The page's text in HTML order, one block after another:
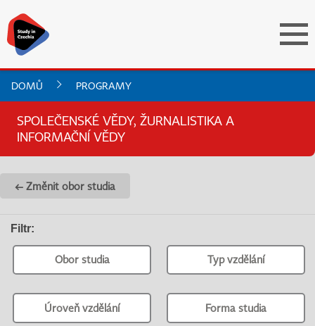
DOMŮ PROGRAMY
SPOLEČENSKÉ VĚDY, ŽURNALISTIKA A
INFORMAČNÍ VĚDY
← Změnit obor studia
Filtr:
Obor studia Typ vzdělání
Úroveň vzdělání Forma studia